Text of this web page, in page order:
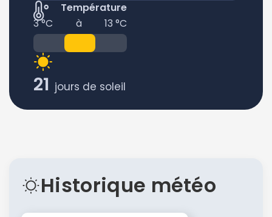
Température
3 °C
à 13 °C
21 jours de soleil
Historique météo